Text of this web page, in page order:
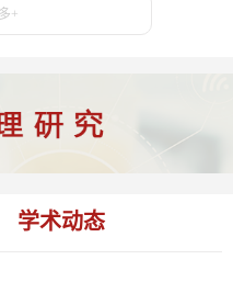
+
学术动态